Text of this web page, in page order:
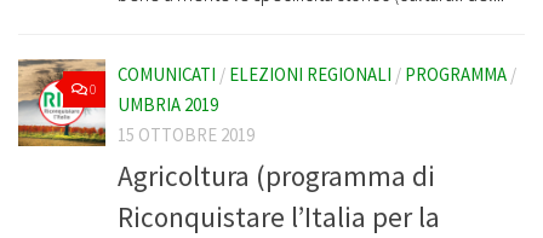
0
COMUNICATI / ELEZIONI REGIONALI / PROGRAMMA /
UMBRIA 2019
15 OTTOBRE 2019
Agricoltura (programma di
Riconquistare l’Italia per la